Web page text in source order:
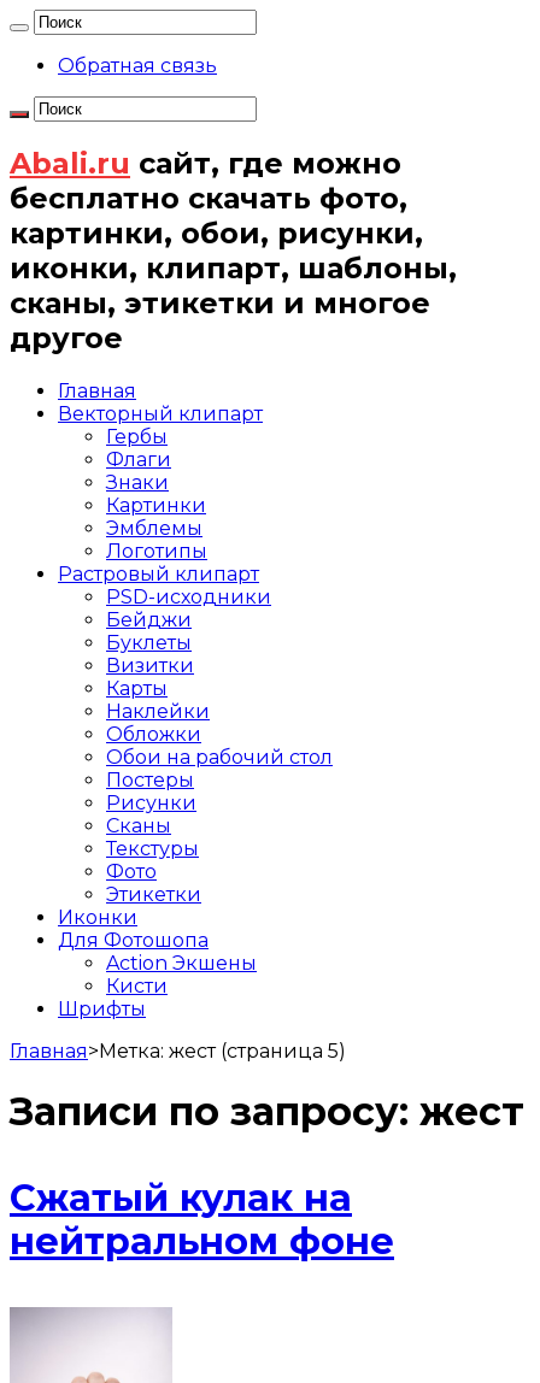
Обратная связь
Abali.ru сайт, где можно
бесплатно скачать фото,
картинки, обои, рисунки,
иконки, клипарт, шаблоны,
сканы, этикетки и многое
другое
Главная
Векторный клипарт
Гербы
Флаги
Знаки
Картинки
Эмблемы
Логотипы
Растровый клипарт
PSD-исходники
Бейджи
Буклеты
Визитки
Карты
Наклейки
Обложки
Обои на рабочий стол
Постеры
Рисунки
Сканы
Текстуры
Фото
Этикетки
Иконки
Для Фотошопа
Action Экшены
Кисти
Шрифты
Главная>Метка: жест(страница 5)
Записи по запросу: жест
Сжатый кулак на
нейтральном фоне